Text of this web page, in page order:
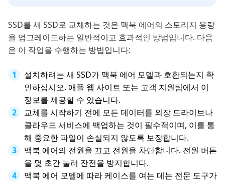
SSD를 새 SSD로 교체하는 것은 맥북 에어의 스토리지 용량
을 업그레이드하는 일반적이고 효과적인 방법입니다. 다음
은 이 작업을 수행하는 방법입니다:
설치하려는 새 SSD가 맥북 에어 모델과 호환되는지 확
인하십시오. 애플 웹 사이트 또는 고객 지원팀에서 이
정보를 제공할 수 있습니다.
교체를 시작하기 전에 모든 데이터를 외장 드라이브나
클라우드 서비스에 백업하는 것이 필수적이며, 이를 통
해 중요한 파일이 손실되지 않도록 보장합니다.
맥북 에어의 전원을 끄고 전원을 차단합니다. 전원 버튼
을 몇 초간 눌러 잔전을 방지합니다.
맥북 에어 모델에 따라 케이스를 여는 데는 전문 도구가